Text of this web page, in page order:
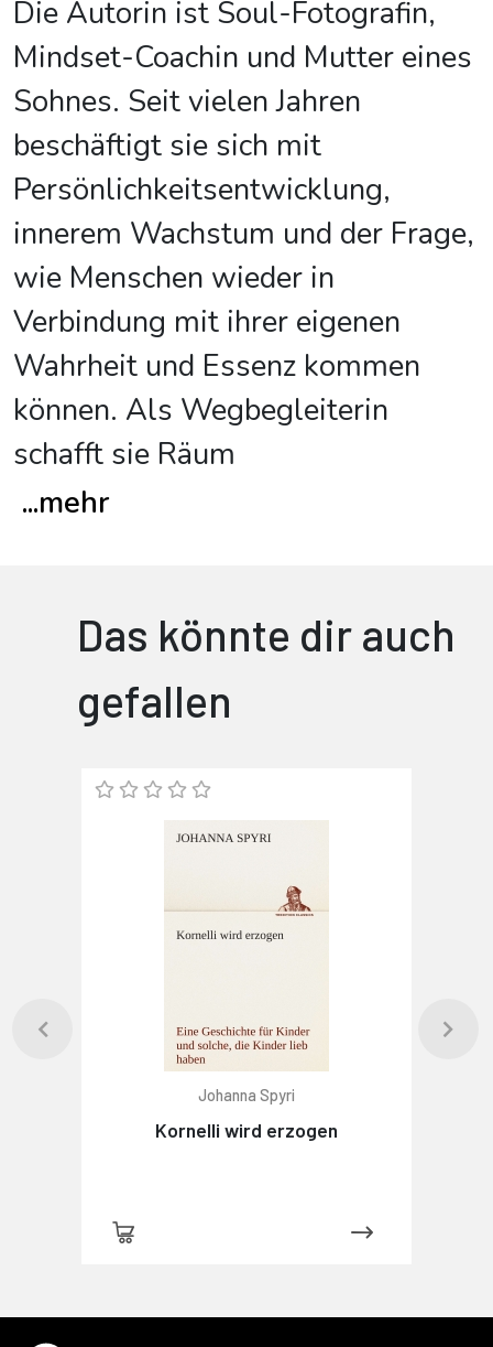
Die Autorin ist Soul-Fotografin,
Mindset-Coachin und Mutter eines
Sohnes. Seit vielen Jahren
beschäftigt sie sich mit
Persönlichkeitsentwicklung,
innerem Wachstum und der Frage,
wie Menschen wieder in
Verbindung mit ihrer eigenen
Wahrheit und Essenz kommen
können. Als Wegbegleiterin
schafft sie Räum
...mehr
Das könnte dir auch
gefallen
Johanna Spyri
Kornelli wird erzogen